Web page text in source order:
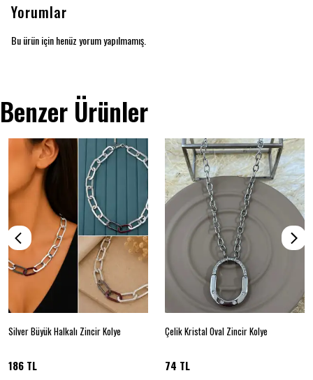
Yorumlar
Bu ürün için henüz yorum yapılmamış.
Benzer Ürünler
Silver Büyük Halkalı Zincir Kolye
186 TL
Çelik Kristal Oval Zincir Kolye
74 TL